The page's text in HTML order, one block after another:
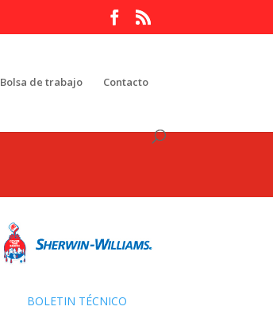
Bolsa de trabajo Contacto
BOLETIN TÉCNICO